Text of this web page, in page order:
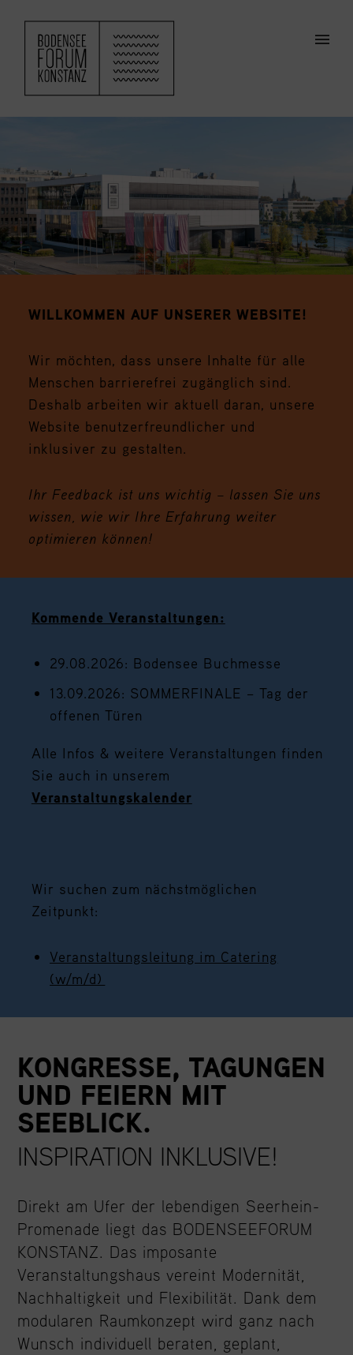
ZUM HAUPTINHALT SPRINGEN
WILLKOMMEN AUF UNSERER WEBSITE!
Wir möchten, dass unsere Inhalte für alle
Menschen barrierefrei zugänglich sind.
Deshalb arbeiten wir aktuell daran, unsere
Website benutzerfreundlicher und
inklusiver zu gestalten.
Ihr Feedback ist uns wichtig – lassen Sie uns
wissen, wie wir Ihre Erfahrung weiter
optimieren können!
Kommende Veranstaltungen:
29.08.2026: Bodensee Buchmesse
13.09.2026: SOMMERFINALE – Tag der
offenen Türen
Alle Infos & weitere Veranstaltungen finden
Sie auch in unserem
Veranstaltungskalender
Wir suchen zum nächstmöglichen
Zeitpunkt:
Veranstaltungsleitung im Catering
(w/m/d)
KONGRESSE, TAGUNGEN
UND FEIERN MIT
SEEBLICK.
INSPIRATION INKLUSIVE!
Direkt am Ufer der lebendigen Seerhein-
Promenade liegt das BODENSEEFORUM
KONSTANZ. Das imposante
Veranstaltungshaus vereint Modernität,
Nachhaltigkeit und Flexibilität. Dank dem
modularen Raumkonzept wird ganz nach
Wunsch individuell beraten, geplant,